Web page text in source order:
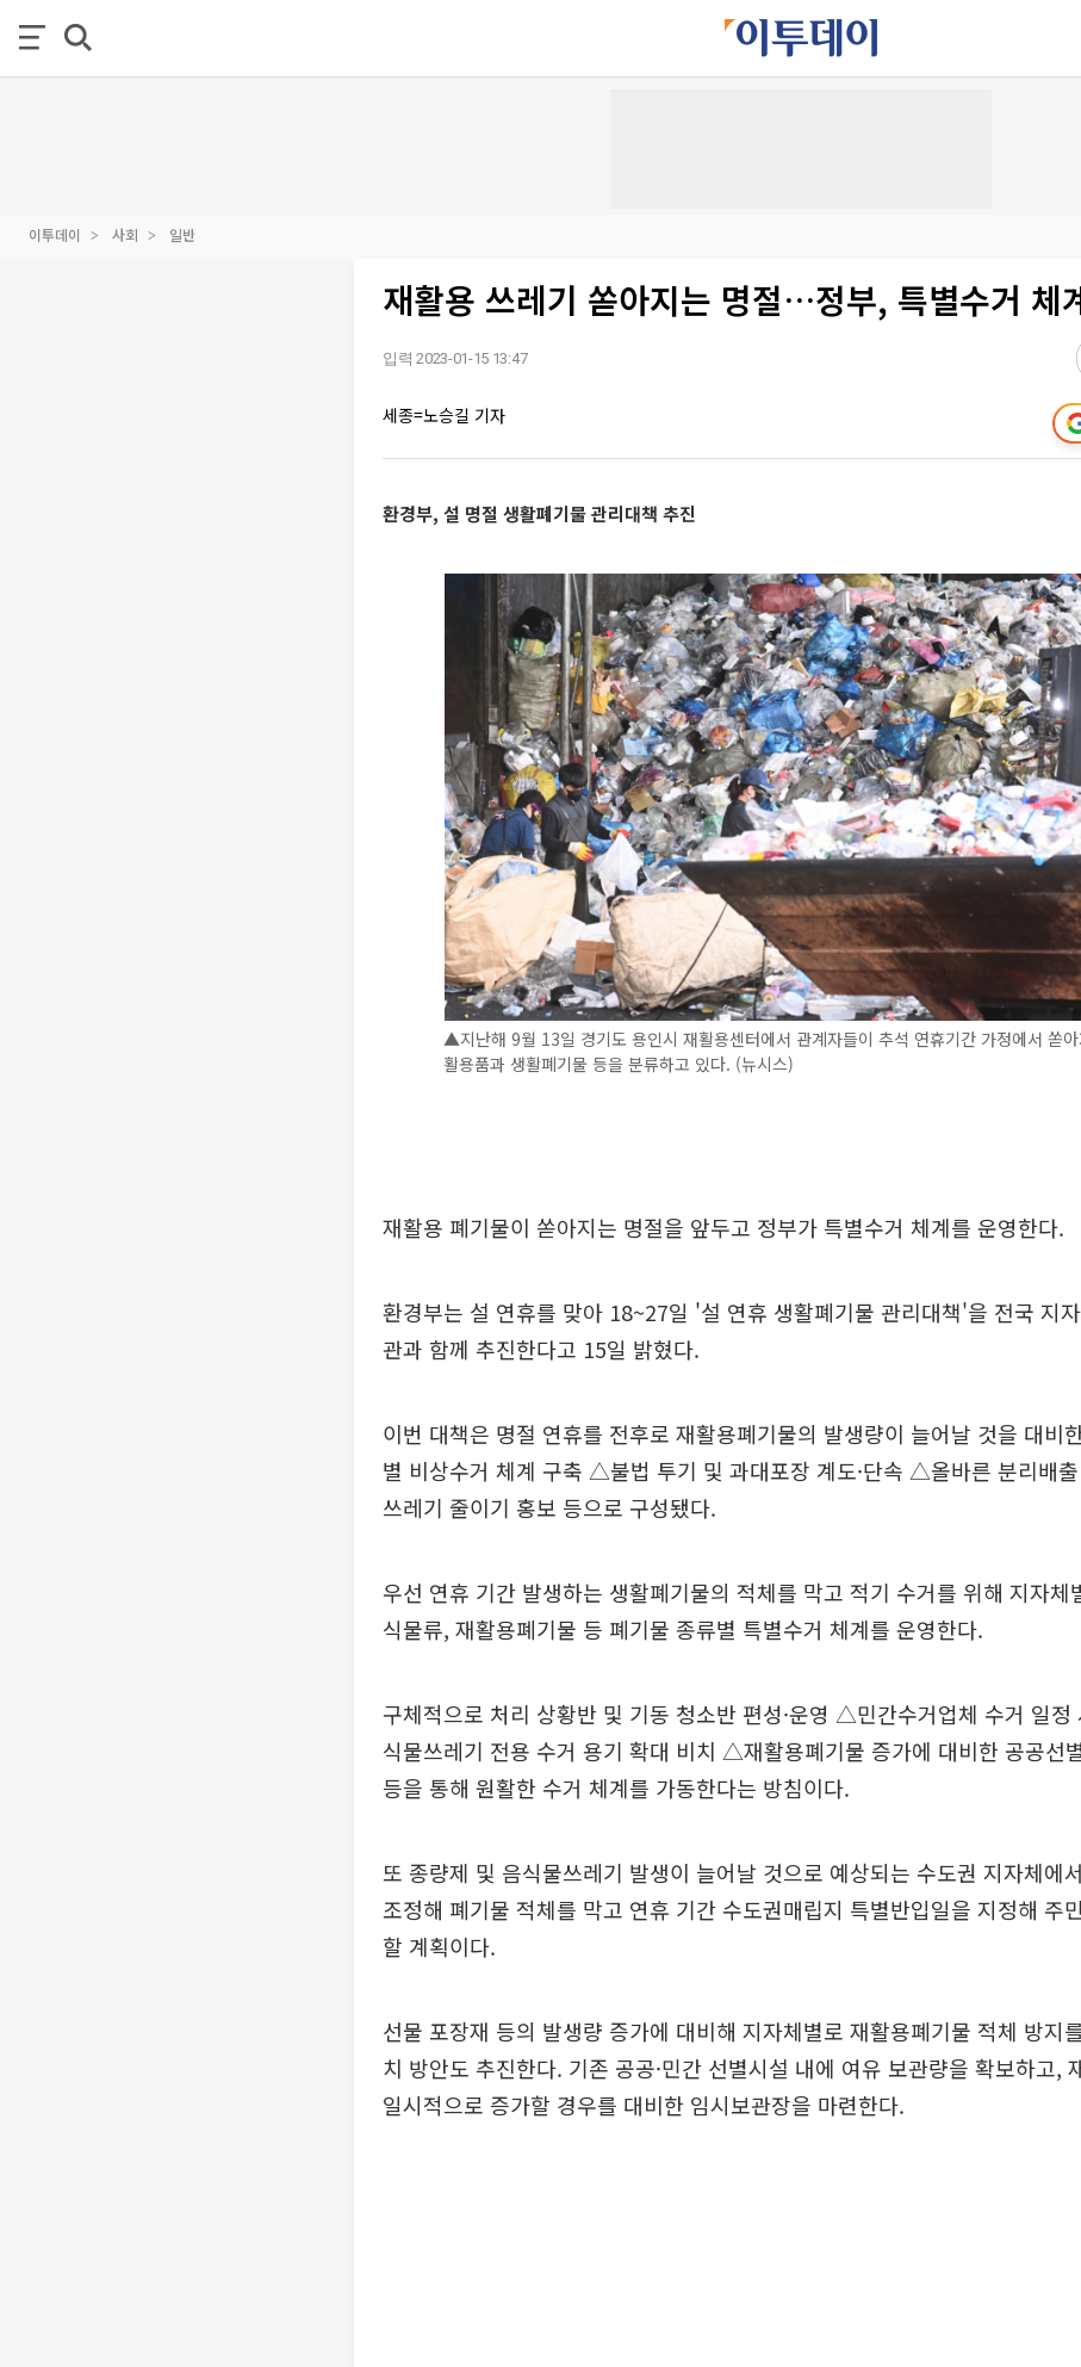
이투데이 사회 일반
재활용 쓰레기 쏟아지는 명절…정부, 특별수거 체
입력 2023-01-15 13:47
세종=노승길 기자
환경부, 설 명절 생활폐기물 관리대책 추진
▲지난해 9월 13일 경기도 용인시 재활용센터에서 관계자들이 추석 연휴기간 가정에서 쏟
활용품과 생활폐기물 등을 분류하고 있다. (뉴시스)
재활용 폐기물이 쏟아지는 명절을 앞두고 정부가 특별수거 체계를 운영한다.
환경부는 설 연휴를 맞아 18~27일 '설 연휴 생활폐기물 관리대책'을 전국 지
관과 함께 추진한다고 15일 밝혔다.
이번 대책은 명절 연휴를 전후로 재활용폐기물의 발생량이 늘어날 것을 대비
별 비상수거 체계 구축 △불법 투기 및 과대포장 계도·단속 △올바른 분리배
쓰레기 줄이기 홍보 등으로 구성됐다.
우선 연휴 기간 발생하는 생활폐기물의 적체를 막고 적기 수거를 위해 지자체
식물류, 재활용폐기물 등 폐기물 종류별 특별수거 체계를 운영한다.
구체적으로 처리 상황반 및 기동 청소반 편성·운영 △민간수거업체 수거 일
식물쓰레기 전용 수거 용기 확대 비치 △재활용폐기물 증가에 대비한 공공선
등을 통해 원활한 수거 체계를 가동한다는 방침이다.
또 종량제 및 음식물쓰레기 발생이 늘어날 것으로 예상되는 수도권 지자체에
조정해 폐기물 적체를 막고 연휴 기간 수도권매립지 특별반입일을 지정해 주
할 계획이다.
선물 포장재 등의 발생량 증가에 대비해 지자체별로 재활용폐기물 적체 방지
치 방안도 추진한다. 기존 공공·민간 선별시설 내에 여유 보관량을 확보하고,
일시적으로 증가할 경우를 대비한 임시보관장을 마련한다.